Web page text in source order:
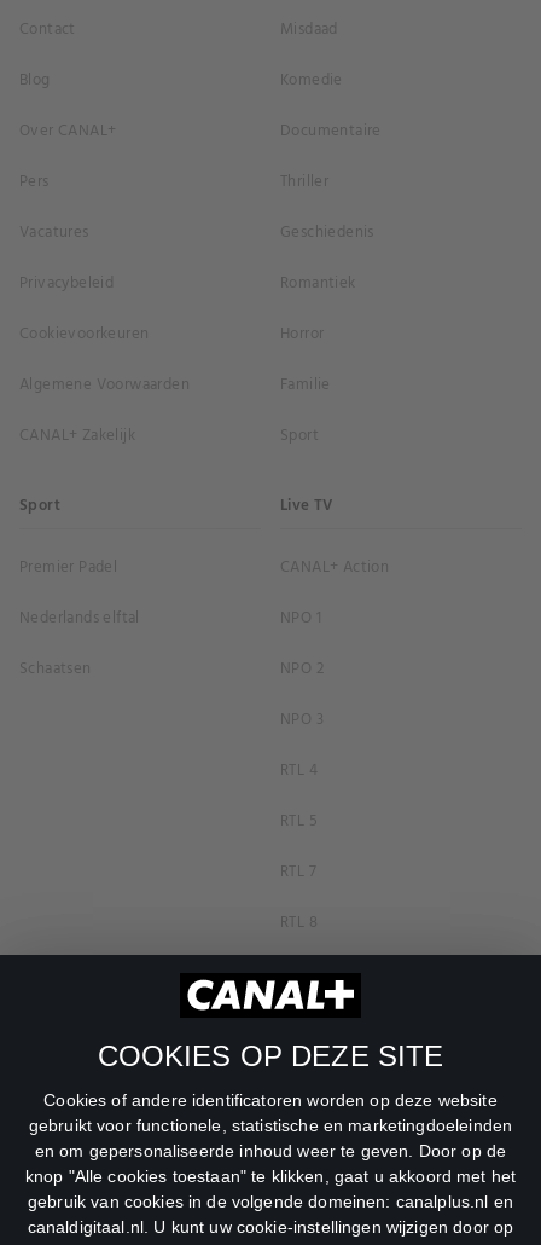
COOKIES OP DEZE SITE
Cookies of andere identificatoren worden op deze website
gebruikt voor functionele, statistische en marketingdoeleinden
en om gepersonaliseerde inhoud weer te geven. Door op de
knop "Alle cookies toestaan" te klikken, gaat u akkoord met het
gebruik van cookies in de volgende domeinen: canalplus.nl en
canaldigitaal.nl. U kunt uw cookie-instellingen wijzigen door op
Contact
Blog
Over CANAL+
Pers
Vacatures
Privacybeleid
Cookievoorkeuren
Algemene Voorwaarden
CANAL+ Zakelijk
Misdaad
Komedie
Documentaire
Thriller
Geschiedenis
Romantiek
Horror
Familie
Sport
Sport
Premier Padel
Nederlands elftal
Schaatsen
Live TV
CANAL+ Action
NPO 1
NPO 2
NPO 3
RTL 4
RTL 5
RTL 7
RTL 8
RTL Z
SBS6
Veronica
DreamWorks Channel